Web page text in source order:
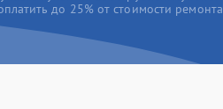
до 25% от стоимости ремонта